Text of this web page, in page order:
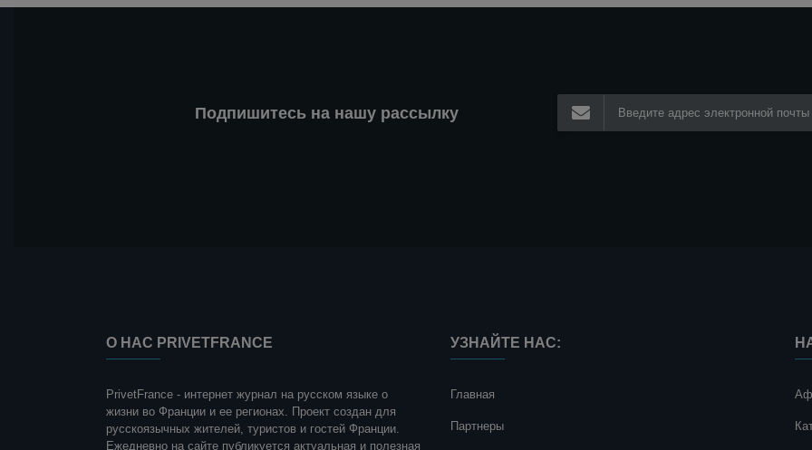
Подпишитесь на нашу рассылку
О НАС PRIVETFRANCE
PrivetFrance - интернет журнал на русском языке о
жизни во Франции и ее регионах. Проект создан для
русскоязычных жителей, туристов и гостей Франции.
Ежедневно на сайте публикуется актуальная и полезная
УЗНАЙТЕ НАС:
Главная
Партнеры